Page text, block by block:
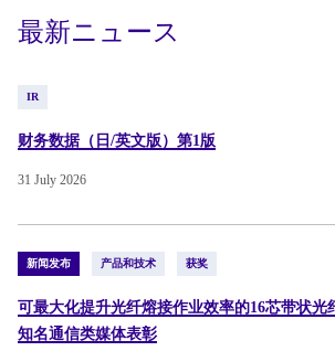
最新ニュース
IR
财务数据（日/英文版）第1版
31 July 2026
新闻发布 产品和技术 获奖
可最大化提升光纤熔接作业效率的16芯带状
知名通信类媒体表彰